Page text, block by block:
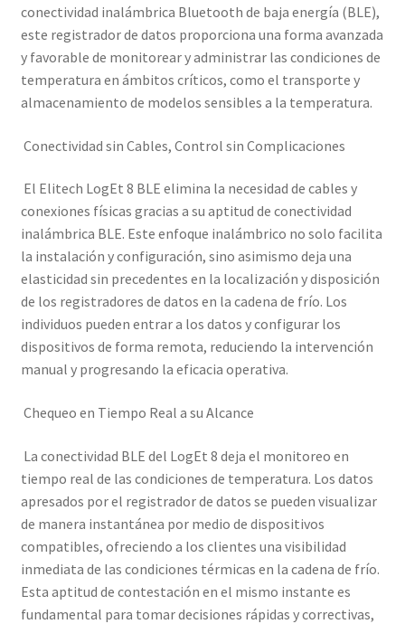
conectividad inalámbrica Bluetooth de baja energía (BLE),
este registrador de datos proporciona una forma avanzada
y favorable de monitorear y administrar las condiciones de
temperatura en ámbitos críticos, como el transporte y
almacenamiento de modelos sensibles a la temperatura.
Conectividad sin Cables, Control sin Complicaciones
El Elitech LogEt 8 BLE elimina la necesidad de cables y
conexiones físicas gracias a su aptitud de conectividad
inalámbrica BLE. Este enfoque inalámbrico no solo facilita
la instalación y configuración, sino asimismo deja una
elasticidad sin precedentes en la localización y disposición
de los registradores de datos en la cadena de frío. Los
individuos pueden entrar a los datos y configurar los
dispositivos de forma remota, reduciendo la intervención
manual y progresando la eficacia operativa.
Chequeo en Tiempo Real a su Alcance
La conectividad BLE del LogEt 8 deja el monitoreo en
tiempo real de las condiciones de temperatura. Los datos
apresados por el registrador de datos se pueden visualizar
de manera instantánea por medio de dispositivos
compatibles, ofreciendo a los clientes una visibilidad
inmediata de las condiciones térmicas en la cadena de frío.
Esta aptitud de contestación en el mismo instante es
fundamental para tomar decisiones rápidas y correctivas,